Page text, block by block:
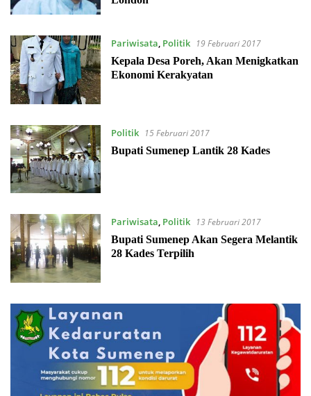
Pariwisata, Politik
19 Februari 2017
Kepala Desa Poreh, Akan Menigkatkan
Ekonomi Kerakyatan
Politik
15 Februari 2017
Bupati Sumenep Lantik 28 Kades
Pariwisata, Politik
13 Februari 2017
Bupati Sumenep Akan Segera Melantik
28 Kades Terpilih